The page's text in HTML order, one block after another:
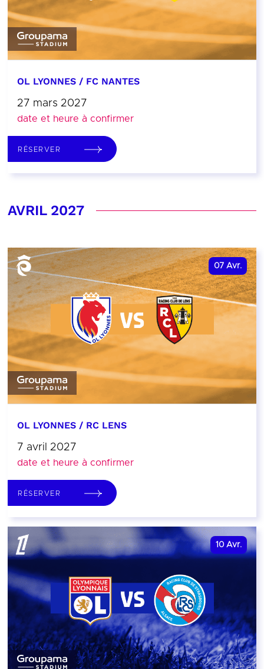
OL LYONNES / FC NANTES
27 mars 2027
date et heure à confirmer
RÉSERVER
AVRIL 2027
07 Avr.
OL LYONNES / RC LENS
7 avril 2027
date et heure à confirmer
RÉSERVER
10 Avr.